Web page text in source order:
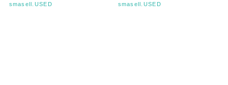
smasell.USED smasell.USED